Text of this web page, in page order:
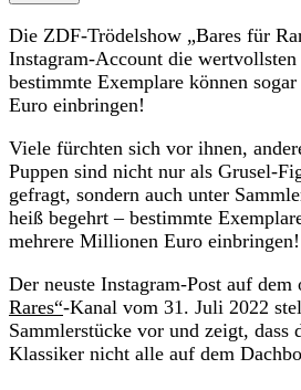
Die ZDF-Trödelshow „Bares für
Instagram-Account die
bestimmte Exemplare können
Euro einbringen!
Viele fürchten sich vor ihnen,
Puppen sind nicht nur als Grusel-
gefragt, sondern auch unter
heiß begehrt – bestimmte
mehrere Millionen Euro einbringen!
Der neuste Instagram-Post auf
Rares“-Kanal vom 31. Juli 2022
Sammlerstücke vor und zeigt, dass
Klassiker nicht alle auf dem